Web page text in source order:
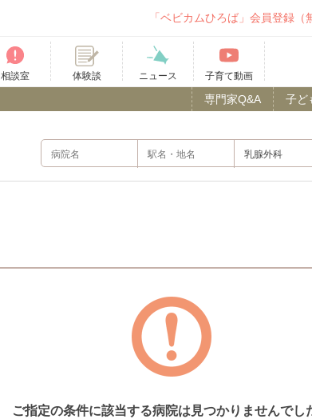
「ベビカムひろば」会員登録（
相談室 体験談 ニュース 子育て動画
子ど
専門家Q&A
ご指定の条件に該当する病院は見つかりませんでし